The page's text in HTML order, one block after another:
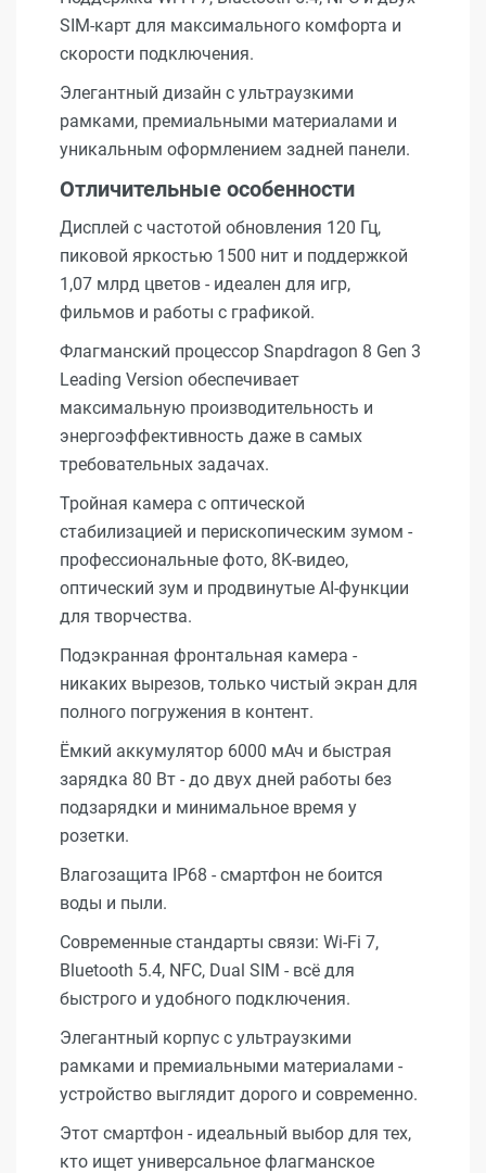
SIM-карт для максимального комфорта и
скорости подключения.
Элегантный дизайн с ультраузкими
рамками, премиальными материалами и
уникальным оформлением задней панели.
Отличительные особенности
Дисплей с частотой обновления 120 Гц,
пиковой яркостью 1500 нит и поддержкой
1,07 млрд цветов - идеален для игр,
фильмов и работы с графикой.
Флагманский процессор Snapdragon 8 Gen 3
Leading Version обеспечивает
максимальную производительность и
энергоэффективность даже в самых
требовательных задачах.
Тройная камера с оптической
стабилизацией и перископическим зумом -
профессиональные фото, 8K-видео,
оптический зум и продвинутые AI-функции
для творчества.
Подэкранная фронтальная камера -
никаких вырезов, только чистый экран для
полного погружения в контент.
Ёмкий аккумулятор 6000 мАч и быстрая
зарядка 80 Вт - до двух дней работы без
подзарядки и минимальное время у
розетки.
Влагозащита IP68 - смартфон не боится
воды и пыли.
Современные стандарты связи: Wi-Fi 7,
Bluetooth 5.4, NFC, Dual SIM - всё для
быстрого и удобного подключения.
Элегантный корпус с ультраузкими
рамками и премиальными материалами -
устройство выглядит дорого и современно.
Этот смартфон - идеальный выбор для тех,
кто ищет универсальное флагманское